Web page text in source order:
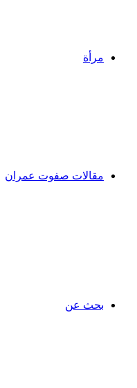
مرأة
مقالات صفوت عمران
بحث عن